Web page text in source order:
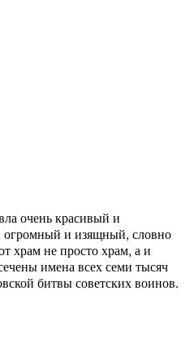
очень красивый и
и изящный, словно
храм не просто храм, а и
имена всех семи тысяч
битвы советских воинов.